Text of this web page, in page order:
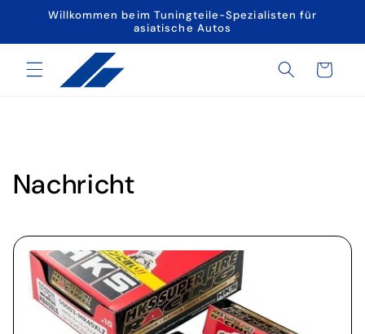
zumWillkommen beim Tuningteile-Spezialisten für
asiatische Autos
Warenkorb
Nachricht